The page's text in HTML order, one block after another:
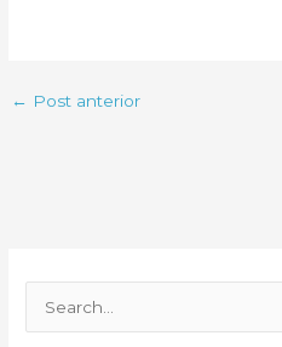
← Post anterior
e